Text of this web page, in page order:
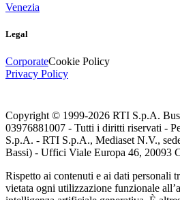
Venezia
Legal
CorporateCookie Policy
Privacy Policy
Copyright © 1999-2026 RTI S.p.A.
03976881007 - Tutti i diritti riservati -
S.p.A. - RTI S.p.A., Mediaset N.V.,
Bassi) - Uffici Viale Europa 46, 20093
Rispetto ai contenuti e ai dati personali
vietata ogni utilizzazione funzionale